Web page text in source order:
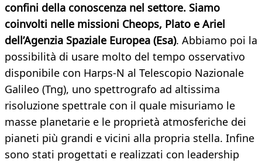
confini della conoscenza nel settore. Siamo
coinvolti nelle missioni Cheops, Plato e Ariel
dell’Agenzia Spaziale Europea (Esa). Abbiamo poi la
possibilità di usare molto del tempo osservativo
disponibile con Harps-N al Telescopio Nazionale
Galileo (Tng), uno spettrografo ad altissima
risoluzione spettrale con il quale misuriamo le
masse planetarie e le proprietà atmosferiche dei
pianeti più grandi e vicini alla propria stella. Infine
sono stati progettati e realizzati con leadership